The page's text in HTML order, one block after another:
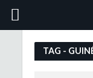
TAG -